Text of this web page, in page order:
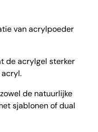
van acrylpoeder
de acrylgel sterker
de natuurlijke
sjablonen of dual